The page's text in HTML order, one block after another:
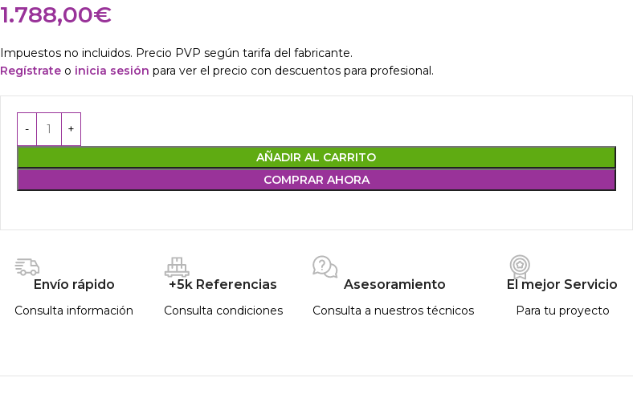
1.788,00€
Impuestos no incluidos. Precio PVP según tarifa del fabricante.
Regístrateo inicia sesión para ver el precio con descuentos para profesional.
AÑADIR AL CARRITO
COMPRAR AHORA
Envío rápido
Consulta información
+5k Referencias
Consulta condiciones
Asesoramiento
Consulta a nuestros técnicos
El mejor Servicio
Para tu proyecto